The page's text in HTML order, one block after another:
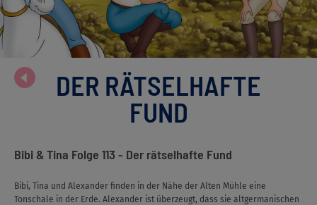
DER RÄTSELHAFTE
FUND
Bibi & Tina Folge 113 - Der rätselhafte Fund
Bibi, Tina und Alexander finden in der Nähe der Alten Mühle eine
Tonschale in der Erde. Alexander ist überzeugt, dass sie altgermanischen